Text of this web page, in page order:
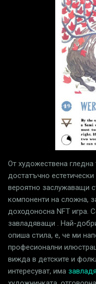
От художествена гледна
достатъчно
вероятно заслужаващи
компоненти на сложна,
доходоносна NFT игра.
завладяващи . Най-
опиша стила, е, че ми
професионални
вижда в детските и
интересуват, има